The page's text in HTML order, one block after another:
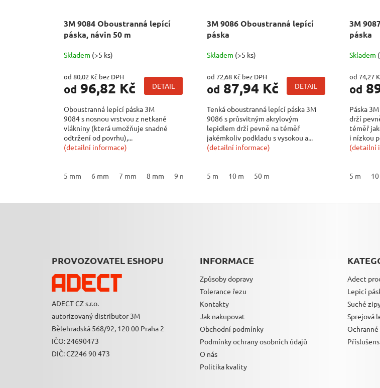
3M 9084 Oboustranná lepící
páska, návin 50 m
Skladem (>5 ks)
od 80,02 Kč bez DPH
od 96,82 Kč DETAIL
Oboustranná lepící páska 3M
9084 s nosnou vrstvou z netkané
vlákniny (která umožňuje snadné
odtržení od povrhu),...
(detailní informace)
5 mm 6 mm 7 mm 8 mm 9 mm 10 mm 11 mm 12 mm 15
3M 9086 Oboustranná lepící
páska
Skladem (>5 ks)
od 72,68 Kč bez DPH
od 87,94 Kč DETAIL
Tenká oboustranná lepící páska 3M
9086 s průsvitným akrylovým
lepidlem drží pevně na téměř
jakémkoliv podkladu s vysokou a...
(detailní informace)
5 m 10 m 50 m
3M
páska
Skladem
od 74,27
od
Páska
drží
téměř
i nízkou
(detailní
5 m
PROVOZOVATEL ESHOPU
ADECT CZ s.r.o.
autorizovaný distributor 3M
Bělehradská 568/92, 120 00 Praha 2
IČO: 24690473
DIČ: CZ246 90 473
INFORMACE
Způsoby dopravy
Tolerance řezu
Kontakty
Jak nakupovat
Obchodní podmínky
Podmínky ochrany osobních údajů
O nás
Politika kvality
Adect
Lepicí
Suché
Sprejová